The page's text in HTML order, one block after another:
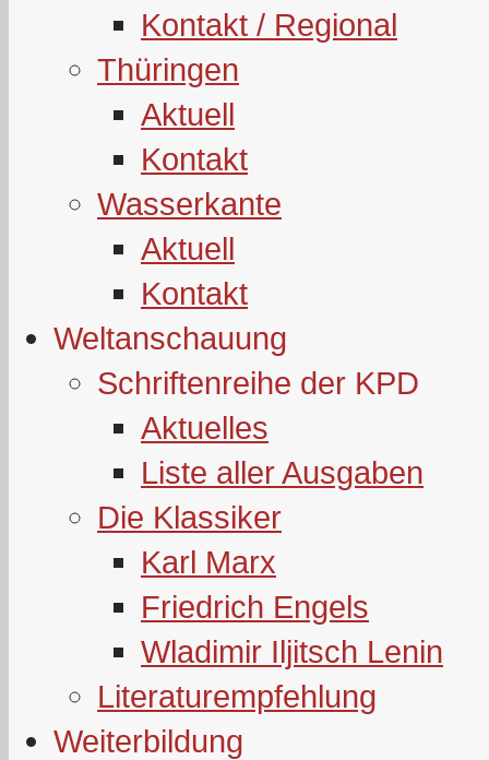
Kontakt / Regional
Thüringen
Aktuell
Kontakt
Wasserkante
Aktuell
Kontakt
Weltanschauung
Schriftenreihe der KPD
Aktuelles
Liste aller Ausgaben
Die Klassiker
Karl Marx
Friedrich Engels
Wladimir Iljitsch Lenin
Literaturempfehlung
Weiterbildung